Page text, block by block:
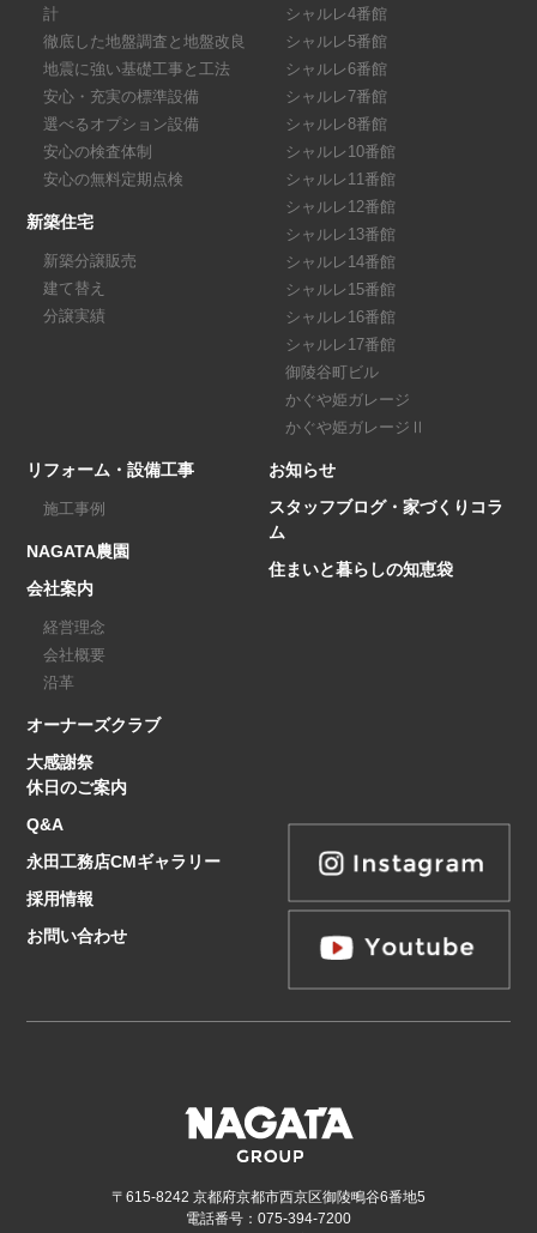
計
徹底した地盤調査と地盤改良
地震に強い基礎工事と工法
安心・充実の標準設備
選べるオプション設備
安心の検査体制
安心の無料定期点検
新築住宅
新築分譲販売
建て替え
分譲実績
シャルレ4番館
シャルレ5番館
シャルレ6番館
シャルレ7番館
シャルレ8番館
シャルレ10番館
シャルレ11番館
シャルレ12番館
シャルレ13番館
シャルレ14番館
シャルレ15番館
シャルレ16番館
シャルレ17番館
御陵谷町ビル
かぐや姫ガレージ
かぐや姫ガレージⅡ
リフォーム・設備工事
施工事例
NAGATA農園
会社案内
経営理念
会社概要
沿革
オーナーズクラブ
大感謝祭
休日のご案内
Q&A
永田工務店CMギャラリー
採用情報
お問い合わせ
お知らせ
スタッフブログ・家づくりコラ
ム
住まいと暮らしの知恵袋
〒615-8242 京都府京都市西京区御陵鴫谷6番地5
電話番号：075-394-7200